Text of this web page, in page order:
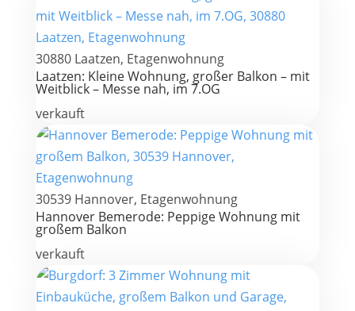
30880 Laatzen, Etagenwohnung
Laatzen: Kleine Wohnung, großer Balkon – mit
Weitblick – Messe nah, im 7.OG
verkauft
30539 Hannover, Etagenwohnung
Hannover Bemerode: Peppige Wohnung mit
großem Balkon
verkauft